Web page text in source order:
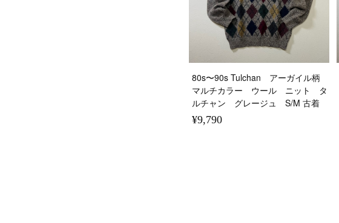
80s〜90s Tulchan アーガイル柄
マルチカラー ウール ニット タ
ルチャン グレージュ S/M 古着
¥9,790